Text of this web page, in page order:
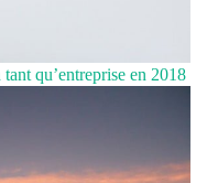
qu’entreprise en 2018